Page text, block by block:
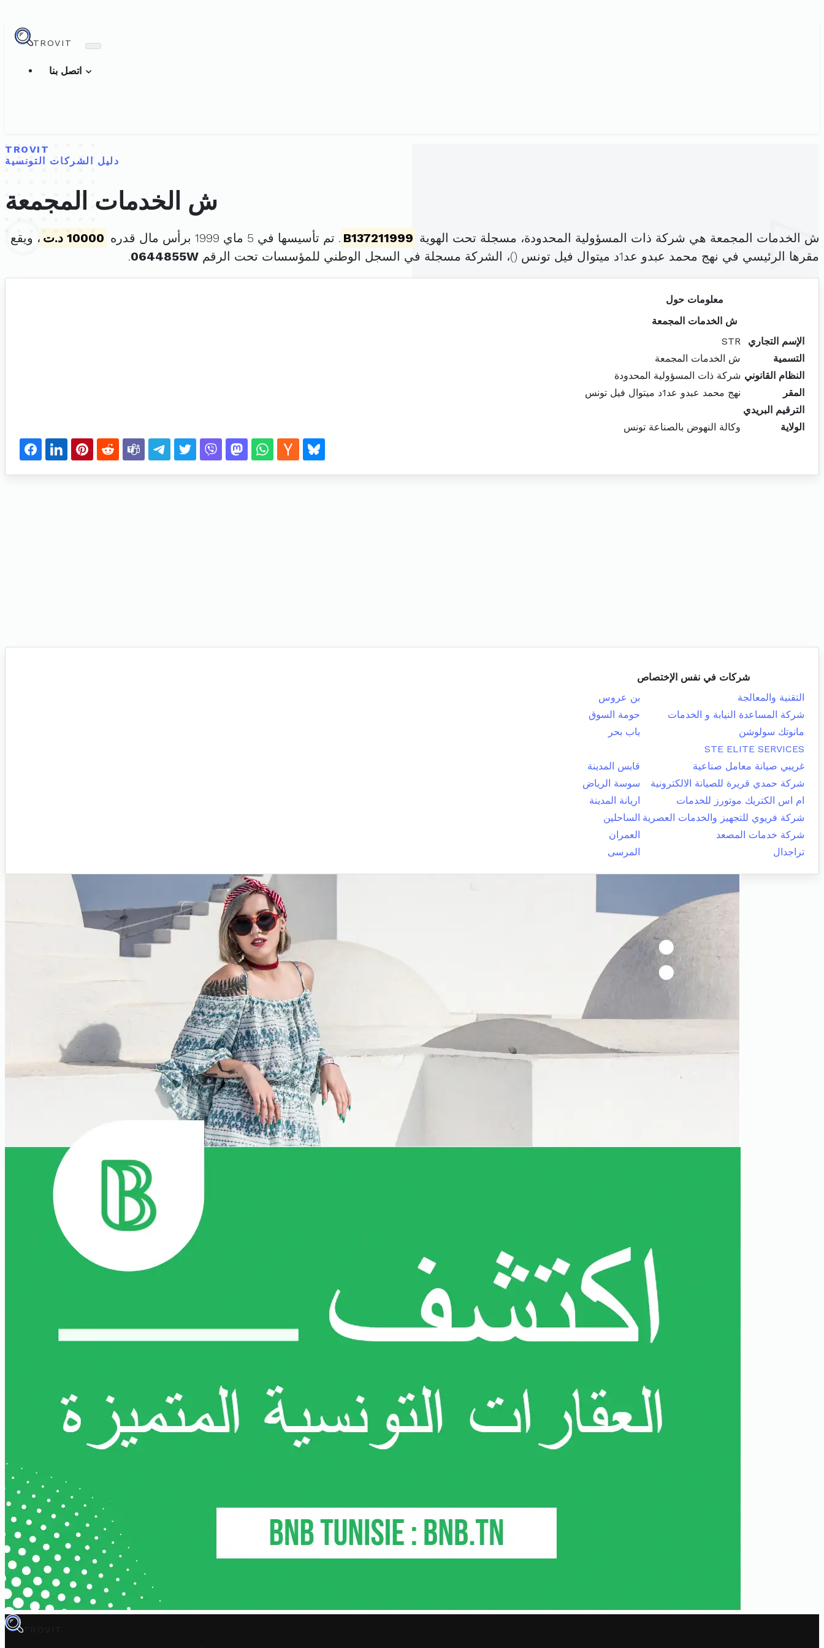
TROVIT
TROVIT
دليل الشركات التونسية
ش الخدمات المجمعة
ش الخدمات المجمعة هي شركة ذات المسؤولية المحدودة، مسجلة تحت الهوية B137211999 . تم تأسيسها في 5 ماي 1999 برأس مال قدره 10000 د.ت
، ويقع
مقرها الرئيسي في نهج محمد عبدو عد1د ميتوال فيل تونس (
)، الشركة مسجلة في السجل الوطني للمؤسسات تحت الرقم 0644855W
.
معلومات حول
ش الخدمات المجمعة
الإسم التجاري
STR
التسمية
ش الخدمات المجمعة
النظام القانوني شركة ذات المسؤولية المحدودة
المقر
نهج محمد عبدو عد1د ميتوال فيل تونس
الترقيم البريدي
الولاية
وكالة النهوض بالصناعة تونس
شركات في نفس الإختصاص
التقنية والمعالجة
بن عروس
شركة المساعدة النيابة و الخدمات
حومة السوق
مانوتك سولوشن
باب بحر
STE ELITE SERVICES
غريبي صيانة معامل صناعية
قابس المدينة
شركة حمدي قريرة للصيانة الالكترونية
سوسة الرياض
ام اس الكتريك موتورز للخدمات
اريانة المدينة
شركة فريوي للتجهيز والخدمات العصرية الساحلين
شركة خدمات المصعد
العمران
تراجدال
المرسى
TROVIT